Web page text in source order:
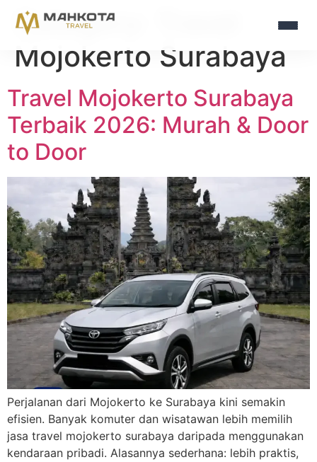
Category:
Mojokerto Surabaya
Travel Mojokerto Surabaya
Terbaik 2026: Murah & Door
to Door
Perjalanan dari Mojokerto ke Surabaya kini semakin
efisien. Banyak komuter dan wisatawan lebih memilih
jasa travel mojokerto surabaya daripada menggunakan
kendaraan pribadi. Alasannya sederhana: lebih praktis,